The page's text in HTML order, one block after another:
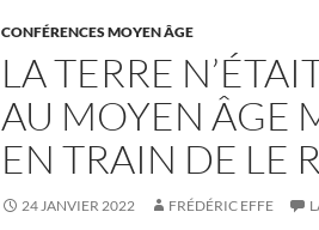
CONFÉRENCES MOYEN ÂGE
LA TERRE
AU MOYEN ÂGE
EN TRAIN DE LE
24 JANVIER 2022 FRÉDÉRIC EFFE